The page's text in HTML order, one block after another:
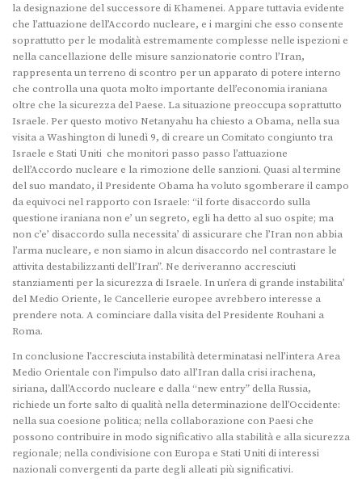
la designazione del successore di Khamenei. Appare tuttavia evidente
che l’attuazione dell’Accordo nucleare, e i margini che esso consente
soprattutto per le modalità estremamente complesse nelle ispezioni e
nella cancellazione delle misure sanzionatorie contro l’Iran,
rappresenta un terreno di scontro per un apparato di potere interno
che controlla una quota molto importante dell’economia iraniana
oltre che la sicurezza del Paese. La situazione preoccupa soprattutto
Israele. Per questo motivo Netanyahu ha chiesto a Obama, nella sua
visita a Washington di lunedì 9, di creare un Comitato congiunto tra
Israele e Stati Uniti che monitori passo passo l’attuazione
dell’Accordo nucleare e la rimozione delle sanzioni. Quasi al termine
del suo mandato, il Presidente Obama ha voluto sgomberare il campo
da equivoci nel rapporto con Israele: “il forte disaccordo sulla
questione iraniana non e’ un segreto, egli ha detto al suo ospite; ma
non c’e’ disaccordo sulla necessita’ di assicurare che l’Iran non abbia
l’arma nucleare, e non siamo in alcun disaccordo nel contrastare le
attivita destabilizzanti dell’Iran”. Ne deriveranno accresciuti
stanziamenti per la sicurezza di Israele. In un’era di grande instabilita’
del Medio Oriente, le Cancellerie europee avrebbero interesse a
prendere nota. A cominciare dalla visita del Presidente Rouhani a
Roma.
In conclusione l’accresciuta instabilità determinatasi nell’intera Area
Medio Orientale con l’impulso dato all’Iran dalla crisi irachena,
siriana, dall’Accordo nucleare e dalla “new entry” della Russia,
richiede un forte salto di qualità nella determinazione dell’Occidente:
nella sua coesione politica; nella collaborazione con Paesi che
possono contribuire in modo significativo alla stabilità e alla sicurezza
regionale; nella condivisione con Europa e Stati Uniti di interessi
nazionali convergenti da parte degli alleati più significativi.